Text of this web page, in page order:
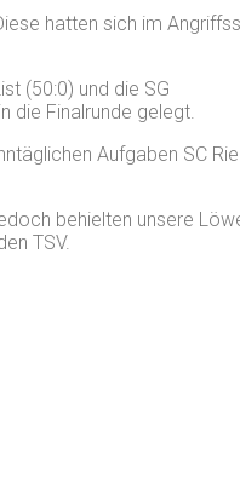
hatten sich im
(50:0) und die SG
die Finalrunde gelegt.
Aufgaben SC
behielten unsere
TSV.